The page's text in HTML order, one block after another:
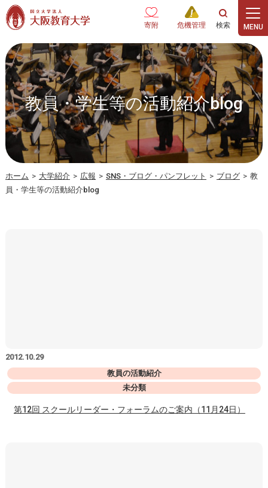
本文へ
寄附 危機管理
教員・学生等の活動紹介blog
ホーム > 大学紹介 > 広報 > SNS・ブログ・パンフレット > ブログ > 教
員・学生等の活動紹介blog
2012.10.29
教員の活動紹介
未分類
第12回 スクールリーダー・フォーラムのご案内（11月24日）